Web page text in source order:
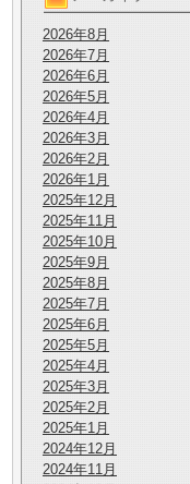
2026年8月
2026年7月
2026年6月
2026年5月
2026年4月
2026年3月
2026年2月
2026年1月
2025年12月
2025年11月
2025年10月
2025年9月
2025年8月
2025年7月
2025年6月
2025年5月
2025年4月
2025年3月
2025年2月
2025年1月
2024年12月
2024年11月